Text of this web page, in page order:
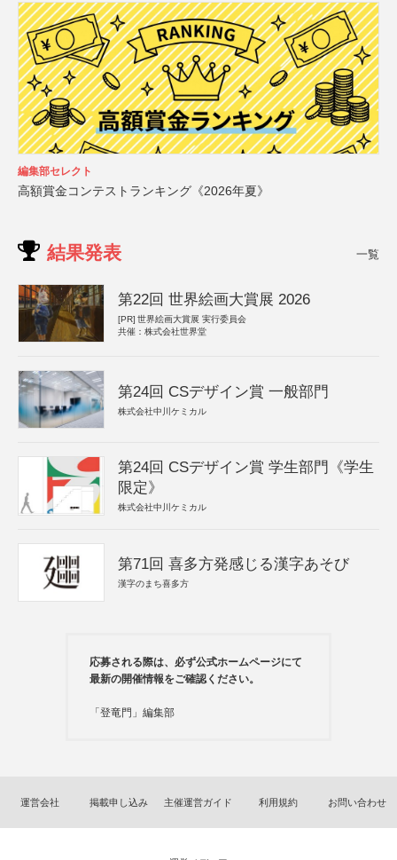
編集部セレクト
高額賞金コンテストランキング《2026年夏》
結果発表 一覧
第22回 世界絵画大賞展 2026
[PR] 世界絵画大賞展 実行委員会
共催：株式会社世界堂
第24回 CSデザイン賞 一般部門
株式会社中川ケミカル
第24回 CSデザイン賞 学生部門《学生
限定》
株式会社中川ケミカル
第71回 喜多方発感じる漢字あそび
漢字のまち喜多方
応募される際は、必ず公式ホームページにて
最新の開催情報をご確認ください。
「登竜門」編集部
運営会社 掲載申し込み 主催運営ガイド 利用規約 お問い合わせ